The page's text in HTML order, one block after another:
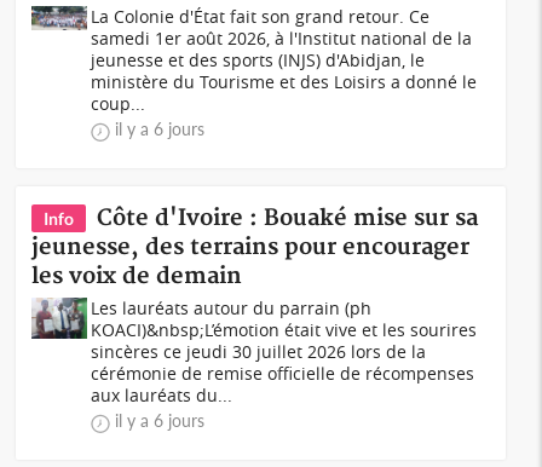
La Colonie d'État fait son grand retour. Ce
samedi 1er août 2026, à l'Institut national de la
jeunesse et des sports (INJS) d'Abidjan, le
ministère du Tourisme et des Loisirs a donné le
coup...
il y a 6 jours
Info
Côte d'Ivoire : Bouaké mise sur sa
jeunesse, des terrains pour encourager
les voix de demain
Les lauréats autour du parrain (ph
KOACI)&nbsp;L’émotion était vive et les sourires
sincères ce jeudi 30 juillet 2026 lors de la
cérémonie de remise officielle de récompenses
aux lauréats du...
il y a 6 jours